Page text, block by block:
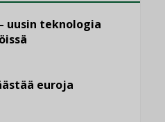
uusin teknologia
euroja